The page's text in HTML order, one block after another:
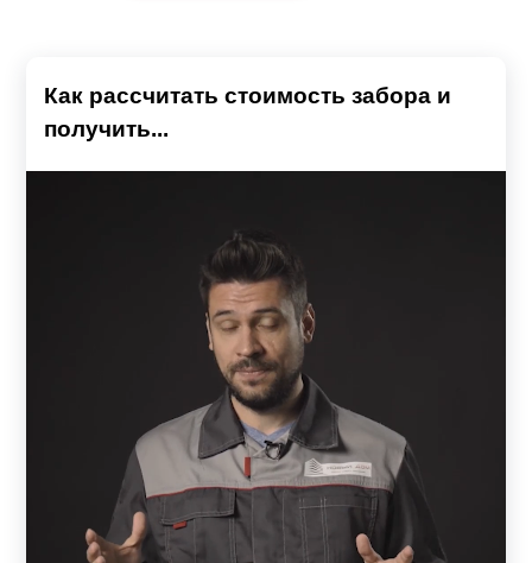
Как рассчитать стоимость забора и
получить...